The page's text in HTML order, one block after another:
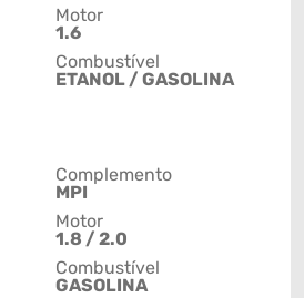
Motor
1.6
Combustível
ETANOL / GASOLINA
Complemento
MPI
Motor
1.8 / 2.0
Combustível
GASOLINA